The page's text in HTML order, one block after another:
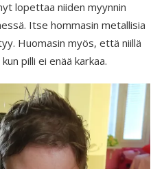
lopettaa niiden myynnin
Itse hommasin metallisia
Huomasin myös, että niillä
pilli ei enää karkaa.